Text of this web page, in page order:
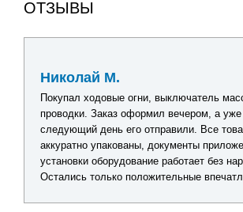
ОТЗЫВЫ
Николай М.
Покупал ходовые огни, выключатель
проводки. Заказ оформил вечером, а
следующий день его отправили. Все
аккуратно упакованы, документы
установки оборудование работает без
Остались только положительные